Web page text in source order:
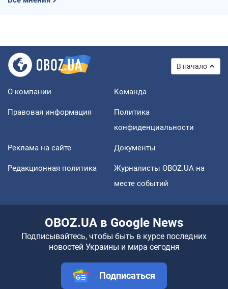
В начало
О компании Команда
Правовая информация
Политика
конфиденциальности
Реклама на сайте Документы
Редакционная политика
Журналисты OBOZ.UA на
месте событий
OBOZ.UA в Google News
Подписывайтесь, чтобы быть в курсе последних
новостей Украины и мира сегодня
Подписаться